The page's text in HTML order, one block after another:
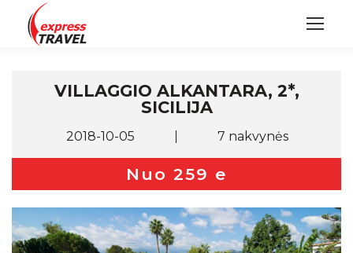
VILLAGGIO ALKANTARA, 2*,
SICILIJA
2018-10-05 7 nakvynės
Nuo 259 e